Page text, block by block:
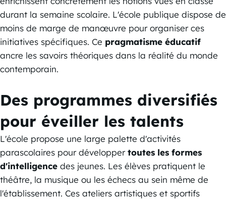
durant la semaine scolaire. L'école publique dispose de
moins de marge de manœuvre pour organiser ces
initiatives spécifiques. Ce pragmatisme éducatif
ancre les savoirs théoriques dans la réalité du monde
contemporain.
Des programmes diversifiés
pour éveiller les talents
L'école propose une large palette d'activités
parascolaires pour développertoutes les formes
d'intelligence des jeunes. Les élèves pratiquent le
théâtre, la musique ou les échecs au sein même de
l'établissement. Ces ateliers artistiques et sportifs